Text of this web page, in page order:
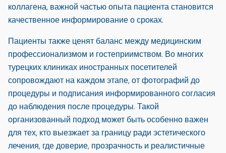
коллагена, важной частью опыта пациента становится
качественное информирование о сроках.
Пациенты также ценят баланс между медицинским
профессионализмом и гостеприимством. Во многих
турецких клиниках иностранных посетителей
сопровождают на каждом этапе, от фотографий до
процедуры и подписания информированного согласия
до наблюдения после процедуры. Такой
организованный подход может быть особенно важен
для тех, кто выезжает за границу ради эстетического
лечения, где доверие, прозрачность и реалистичные